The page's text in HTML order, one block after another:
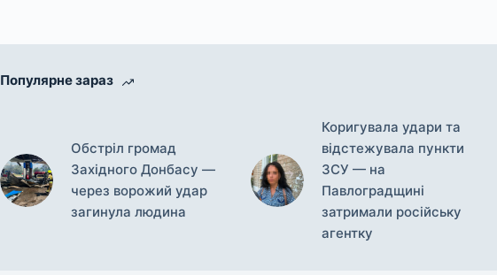
Популярне зараз
Обстріл громад
Західного Донбасу —
через ворожий удар
загинула людина
Коригувала удари та
відстежувала пункти
ЗСУ — на
Павлоградщині
затримали російську
агентку